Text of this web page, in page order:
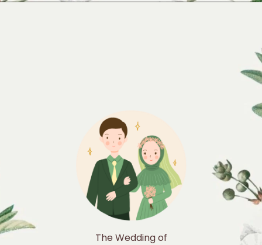
The Wedding of
The Wedding Of
Andy & Zahra